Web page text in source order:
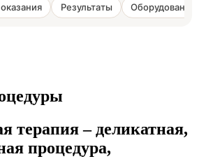
Результаты Оборудование/
терапия – деликатная,
процедура,